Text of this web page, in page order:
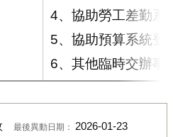
4、協助勞工差勤系
5、協助預算系統登
6、其他臨時交辦事
最後異動日期： 2026-01-23